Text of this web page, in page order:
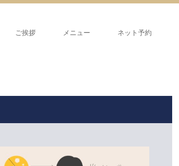
ご挨拶 メニュー ネット予約